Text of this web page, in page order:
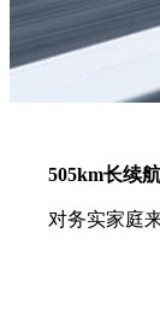
505km长续
对务实家庭